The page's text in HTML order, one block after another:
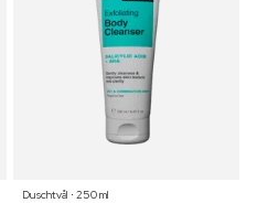
Duschtvål ⋅ 250 ml